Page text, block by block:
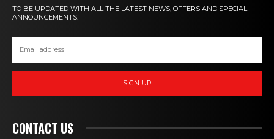
TO BE UPDATED WITH ALL THE LATEST NEWS, OFFERS AND SPECIAL
ANNOUNCEMENTS.
SIGN UP
CONTACT US